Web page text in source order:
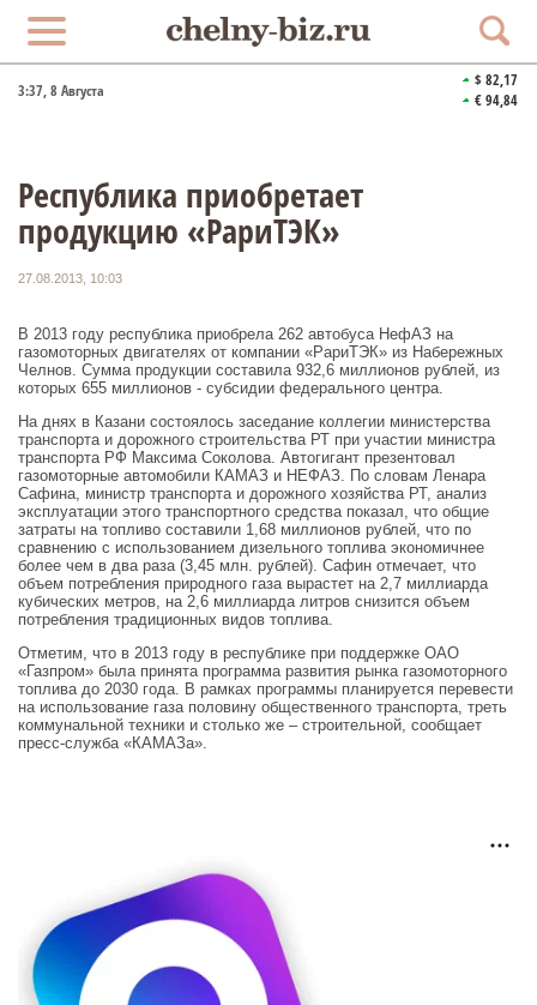
3:37, 8 Августа
$ 82,17
€ 94,84
Республика приобретает
продукцию «РариТЭК»
27.08.2013, 10:03
В 2013 году республика приобрела 262 автобуса НефАЗ на
газомоторных двигателях от компании «РариТЭК» из Набережных
Челнов. Сумма продукции составила 932,6 миллионов рублей, из
которых 655 миллионов - субсидии федерального центра.
На днях в Казани состоялось заседание коллегии министерства
транспорта и дорожного строительства РТ при участии министра
транспорта РФ Максима Соколова. Автогигант презентовал
газомоторные автомобили КАМАЗ и НЕФАЗ. По словам Ленара
Сафина, министр транспорта и дорожного хозяйства РТ, анализ
эксплуатации этого транспортного средства показал, что общие
затраты на топливо составили 1,68 миллионов рублей, что по
сравнению с использованием дизельного топлива экономичнее
более чем в два раза (3,45 млн. рублей). Сафин отмечает, что
объем потребления природного газа вырастет на 2,7 миллиарда
кубических метров, на 2,6 миллиарда литров снизится объем
потребления традиционных видов топлива.
Отметим, что в 2013 году в республике при поддержке ОАО
«Газпром» была принята программа развития рынка газомоторного
топлива до 2030 года. В рамках программы планируется перевести
на использование газа половину общественного транспорта, треть
коммунальной техники и столько же – строительной, сообщает
пресс-служба «КАМАЗа».